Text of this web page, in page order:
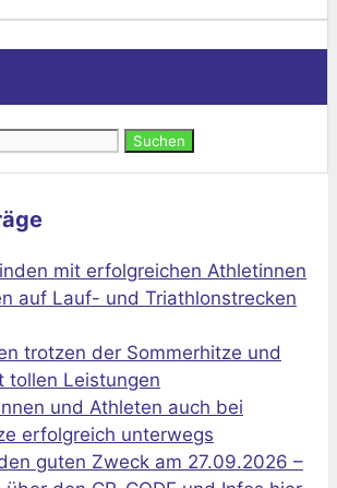
mit erfolgreichen Athletinnen
auf Lauf- und Triathlonstrecken
trotzen der Sommerhitze und
tollen Leistungen
und Athleten auch bei
erfolgreich unterwegs
guten Zweck am 27.09.2026 –